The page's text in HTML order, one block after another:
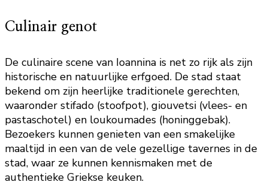
Culinair genot
De culinaire scene van Ioannina is net zo rijk als zijn
historische en natuurlijke erfgoed. De stad staat
bekend om zijn heerlijke traditionele gerechten,
waaronder stifado (stoofpot), giouvetsi (vlees- en
pastaschotel) en loukoumades (honinggebak).
Bezoekers kunnen genieten van een smakelijke
maaltijd in een van de vele gezellige tavernes in de
stad, waar ze kunnen kennismaken met de
authentieke Griekse keuken.